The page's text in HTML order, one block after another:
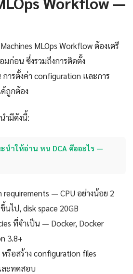
MLOps Workflow ต้องเตรี
ก่อน ซึ่งรวมถึงการติดตั้ง
ารตั้งค่า configuration และการ
ถูกต้อง
ำมีดังนี้:
นำให้อ่าน หน DCA คืออะไร —
requirements — CPU อย่างน้อย 2
นไป, disk space 20GB
ที่จำเป็น — Docker, Docker
3.8+
รือสร้าง configuration files
ละทดสอบ